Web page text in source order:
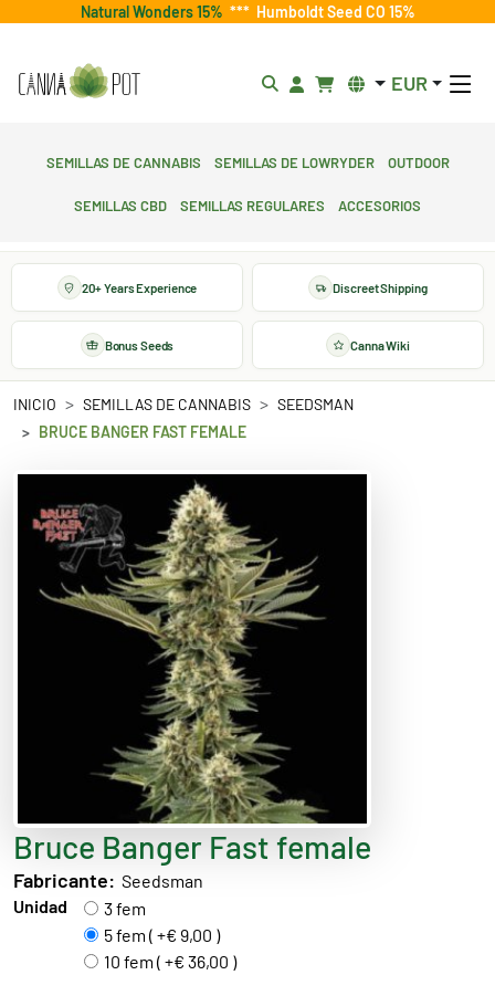
Natural Wonders 15% *** Humboldt Seed CO 15%
EUR
Semillas de cannabis Semillas de lowryder Outdoor
Semillas CBD Semillas regulares Accesorios
20+ Years Experience Discreet Shipping
Bonus Seeds Canna Wiki
INICIO SEMILLAS DE CANNABIS
SEEDSMAN
BRUCE BANGER FAST FEMALE
Bruce Banger Fast female
Fabricante: Seedsman
Unidad
3 fem
5 fem ( +€ 9,00 )
10 fem ( +€ 36,00 )